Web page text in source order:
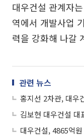
대우건설 관계자
역에서 개발사업
력을 강화해 나갈
관련 뉴스